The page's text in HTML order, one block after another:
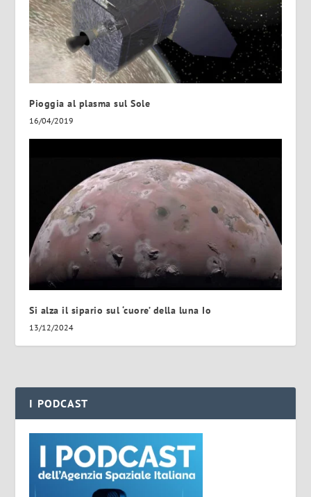
Pioggia al plasma sul Sole
16/04/2019
Si alza il sipario sul ‘cuore’ della luna Io
13/12/2024
I PODCAST